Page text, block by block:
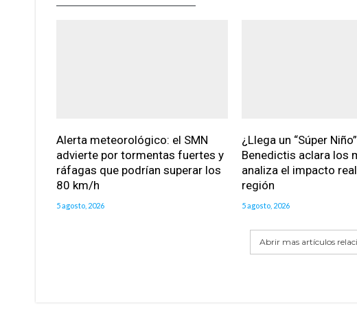
Alerta meteorológico: el SMN
advierte por tormentas fuertes y
ráfagas que podrían superar los
80 km/h
5 agosto, 2026
¿Llega un “Súper
Benedictis aclara los
analiza el impacto
región
5 agosto, 2026
Abrir mas artículos